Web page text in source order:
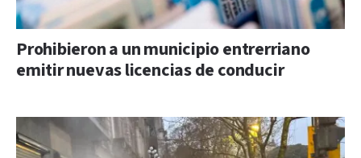
Prohibieron a un municipio entrerriano
emitir nuevas licencias de conducir